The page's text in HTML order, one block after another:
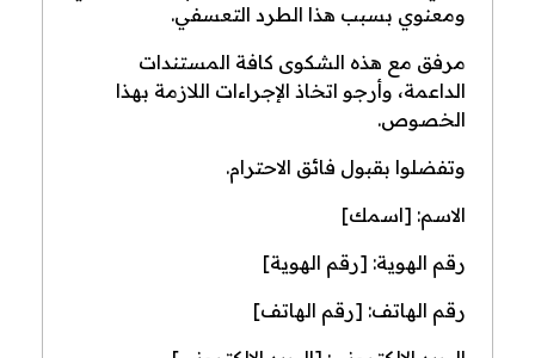
ومعنوي بسبب هذا الطرد التعسفي.
مرفق مع هذه الشكوى كافة المستندات
الداعمة، وأرجو اتخاذ الإجراءات اللازمة بهذا
الخصوص.
وتفضلوا بقبول فائق الاحترام.
الاسم: [اسمك]
رقم الهوية: [رقم الهوية]
رقم الهاتف: [رقم الهاتف]